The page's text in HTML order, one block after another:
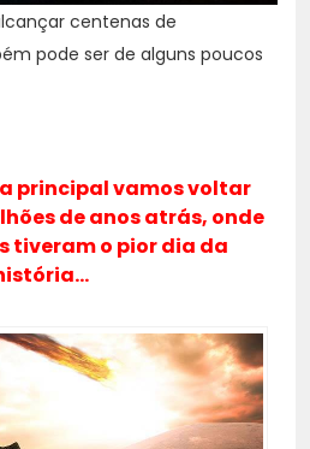
centenas de
pode ser de alguns poucos
principal vamos voltar
de anos atrás, onde
tiveram o pior dia da